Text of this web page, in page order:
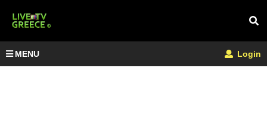
MENU Login